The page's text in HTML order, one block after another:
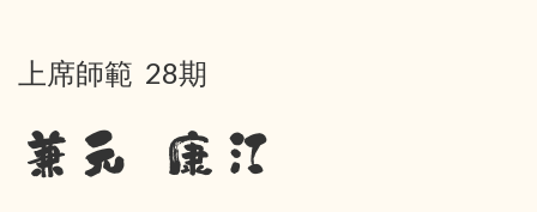
上席師範 28期
兼元 康江